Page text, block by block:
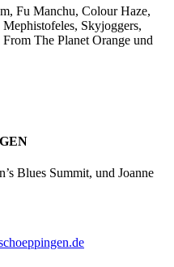
Fu Manchu, Colour Haze,
Skyjoggers,
The Planet Orange und
Blues Summit, und Joanne